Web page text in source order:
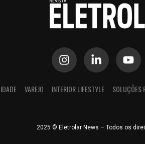
VAREJO INTERIOR LIFESTYLE SOLUÇÕES
2025 © Eletrolar News – Todos os